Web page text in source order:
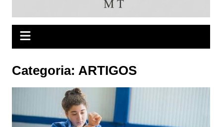
Categoria: ARTIGOS